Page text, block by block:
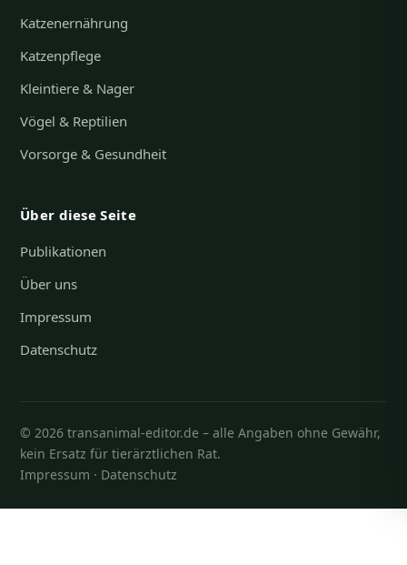
Katzenernährung
Katzenpflege
Kleintiere & Nager
Vögel & Reptilien
Vorsorge & Gesundheit
Über diese Seite
Publikationen
Über uns
Impressum
Datenschutz
© 2026 transanimal-editor.de – alle Angaben ohne Gewähr,
kein Ersatz für tierärztlichen Rat.
Impressum · Datenschutz